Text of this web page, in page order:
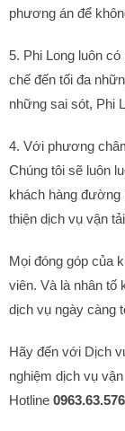
phương án để
5. Phi Long luôn
chế đến tối đa
những sai sót, Phi
4. Với phương
Chúng tôi sẽ luôn
khách hàng
thiện dịch vụ vận
Mọi đóng góp của
viên. Và là nhân tố
dịch vụ ngày càng
Hãy đến với Dịch
nghiệm dịch vụ
Hotline